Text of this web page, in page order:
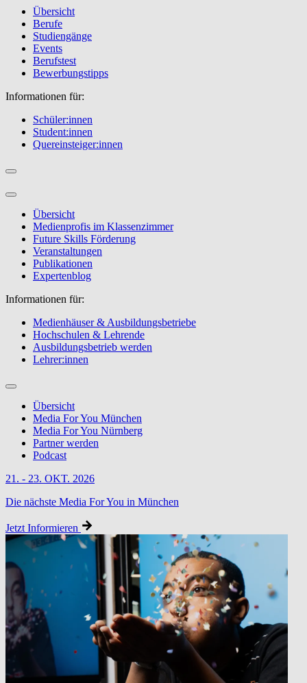
Übersicht
Berufe
Studiengänge
Events
Berufstest
Bewerbungstipps
Informationen für:
Schüler:innen
Student:innen
Quereinsteiger:innen
Übersicht
Medienprofis im Klassenzimmer
Future Skills Förderung
Veranstaltungen
Publikationen
Expertenblog
Informationen für:
Medienhäuser & Ausbildungsbetriebe
Hochschulen & Lehrende
Ausbildungsbetrieb werden
Lehrer:innen
Übersicht
Media For You München
Media For You Nürnberg
Partner werden
Podcast
21. - 23. OKT. 2026
Die nächste Media For You in München
Jetzt Informieren